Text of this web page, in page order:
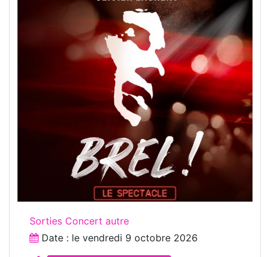
Sorties Concert autre
Date : le vendredi 9 octobre 2026